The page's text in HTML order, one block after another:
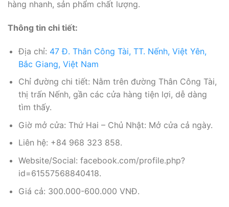
hàng nhanh, sản phẩm chất lượng.
Thông tin chi tiết:
Địa chỉ: 47 Đ. Thân Công Tài, TT. Nếnh, Việt Yên,
Bắc Giang, Việt Nam
Chỉ đường chi tiết: Nằm trên đường Thân Công Tài,
thị trấn Nếnh, gần các cửa hàng tiện lợi, dễ dàng
tìm thấy.
Giờ mở cửa: Thứ Hai – Chủ Nhật: Mở cửa cả ngày.
Liên hệ: +84 968 323 858.
Website/Social: facebook.com/profile.php?
id=61557568840418.
Giá cả: 300.000-600.000 VNĐ.